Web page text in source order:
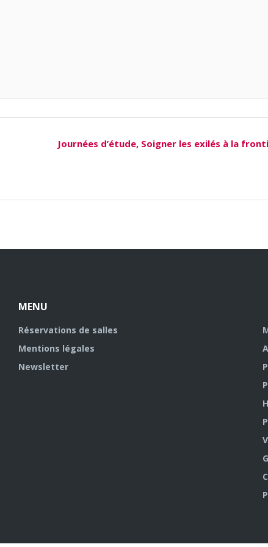
Journées d’étude, Soigner les exilés à la
MENU
Réservations de salles
Mentions légales
Newsletter